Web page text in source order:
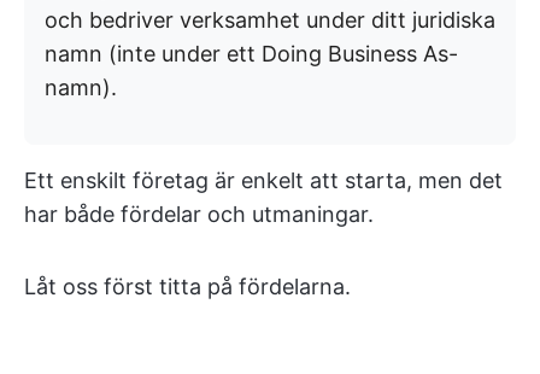
och bedriver verksamhet under ditt juridiska
namn (inte under ett Doing Business As-
namn).
Ett enskilt företag är enkelt att starta, men det
har både fördelar och utmaningar.
Låt oss först titta på fördelarna.